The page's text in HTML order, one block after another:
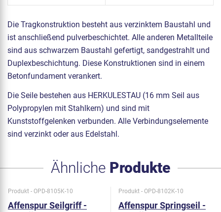
Die Tragkonstruktion besteht aus verzinktem Baustahl und
ist anschließend pulverbeschichtet. Alle anderen Metallteile
sind aus schwarzem Baustahl gefertigt, sandgestrahlt und
Duplexbeschichtung. Diese Konstruktionen sind in einem
Betonfundament verankert.
Die Seile bestehen aus HERKULESTAU (16 mm Seil aus
Polypropylen mit Stahlkern) und sind mit
Kunststoffgelenken verbunden. Alle Verbindungselemente
sind verzinkt oder aus Edelstahl.
Ähnliche Produkte
Produkt - OPD-8105K-10
Affenspur Seilgriff -
Produkt - OPD-8102K-10
Affenspur Springseil -